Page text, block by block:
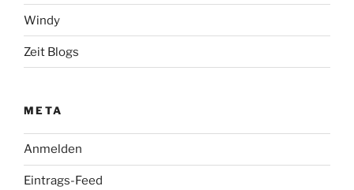
Windy
Zeit Blogs
META
Anmelden
Eintrags-Feed